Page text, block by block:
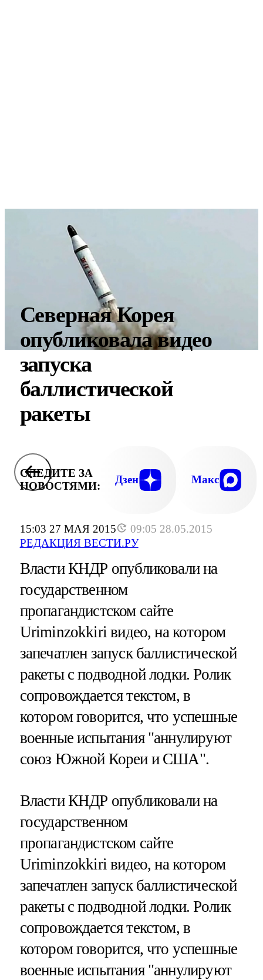
15:03 27 МАЯ 2015
09:05 28.05.2015
РЕДАКЦИЯ ВЕСТИ.РУ
Северная Корея
опубликовала видео
запуска
баллистической
ракеты
СЛЕДИТЕ ЗА
НОВОСТЯМИ:
Дзен Макс
Власти КНДР опубликовали на
государственном
пропагандистском сайте
Uriminzokkiri видео, на котором
запечатлен запуск баллистической
ракеты с подводной лодки. Ролик
сопровождается текстом, в
котором говорится, что успешные
военные испытания "аннулируют
союз Южной Кореи и США".
Власти КНДР опубликовали на
государственном
пропагандистском сайте
Uriminzokkiri видео, на котором
запечатлен запуск баллистической
ракеты с подводной лодки. Ролик
сопровождается текстом, в
котором говорится, что успешные
военные испытания "аннулируют